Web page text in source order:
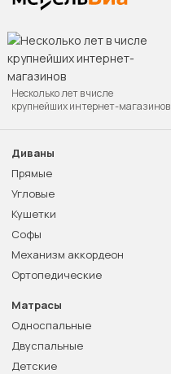
Несколько лет в числе
крупнейших интернет-магазинов
Диваны
Прямые
Угловые
Кушетки
Софы
Механизм аккордеон
Ортопедические
Матрасы
Односпальные
Двуспальные
Детские